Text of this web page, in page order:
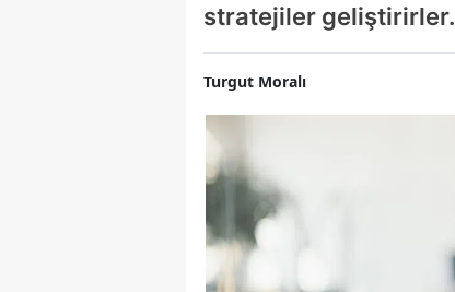
stratejiler geliştirirler.
Turgut Moralı